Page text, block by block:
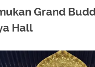
Grand
Hall